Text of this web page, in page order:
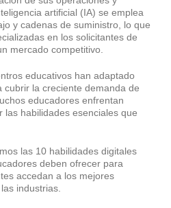
artificial (IA) se emplea
y cadenas de suministro, lo que
en los solicitantes de
mercado competitivo.
educativos han adaptado
cubrir la creciente demanda de
educadores enfrentan
habilidades esenciales que
las 10 habilidades digitales
deben ofrecer para
accedan a los mejores
industrias.